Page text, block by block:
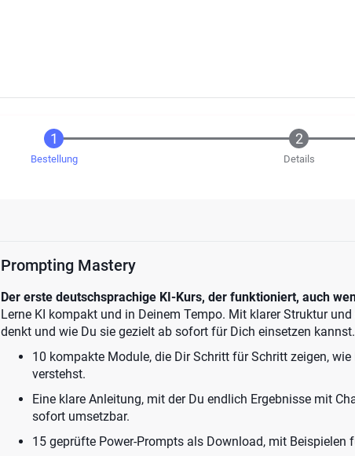
Bestellung Details
Prompting Mastery
Der erste deutschsprachige KI-Kurs, der funktioniert, auch
Lerne KI kompakt und in Deinem Tempo. Mit klarer Struktur
denkt und wie Du sie gezielt ab sofort für Dich einsetzen kannst.
10 kompakte Module, die Dir Schritt für Schritt zeigen,
verstehst.
Eine klare Anleitung, mit der Du endlich Ergebnisse mit
sofort umsetzbar.
15 geprüfte Power-Prompts als Download, mit Beispielen